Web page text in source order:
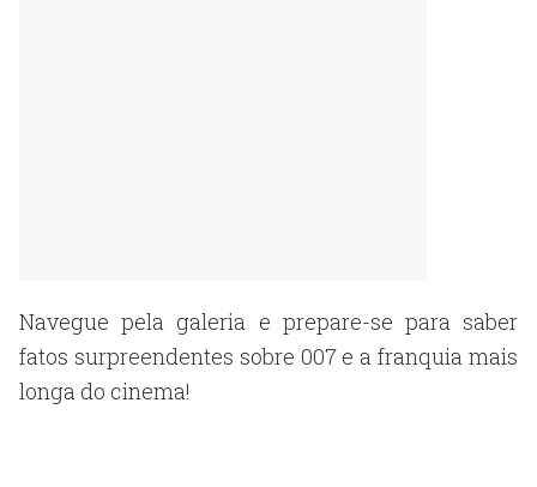
Navegue pela galeria e prepare-se para saber
fatos surpreendentes sobre 007 e a franquia mais
longa do cinema!